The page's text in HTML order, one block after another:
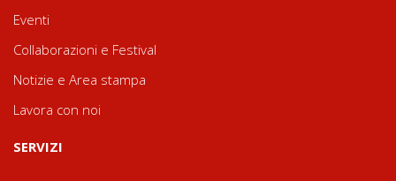
Eventi
Collaborazioni e Festival
Notizie e Area stampa
Lavora con noi
SERVIZI